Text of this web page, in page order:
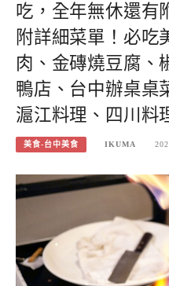
吃，全年無休還有
附詳細菜單！必吃
肉、金磚燒豆腐、
鴨店、台中辦桌桌
滬江料理、四川料
美食-台中美食 IKUMA